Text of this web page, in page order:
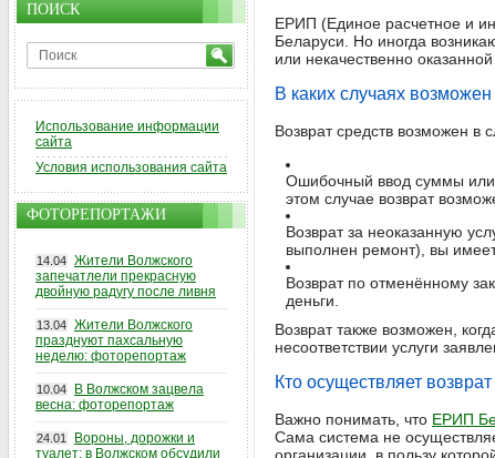
ЕРИП (Единое расчетное и
Беларуси. Но иногда
или некачественно
В каких случаях
Возврат средств возможен в
Ошибочный ввод суммы или
этом случае возврат
Возврат за неоказанную
выполнен ремонт), вы
Возврат по отменённому
деньги.
Возврат также возможен,
несоответствии услуги
Кто осуществляет возврат
Важно понимать, что ЕРИП
Сама система не
ПОИСК
Использование информации
сайта
Условия использования сайта
ФОТОРЕПОРТАЖИ
14.04 Жители Волжского
запечатлели прекрасную
двойную радугу после ливня
13.04 Жители Волжского
празднуют пахсальную
неделю: фоторепортаж
10.04
В Волжском зацвела
весна: фоторепортаж
24.01
Вороны, дорожки и
туалет: в Волжском обсудили